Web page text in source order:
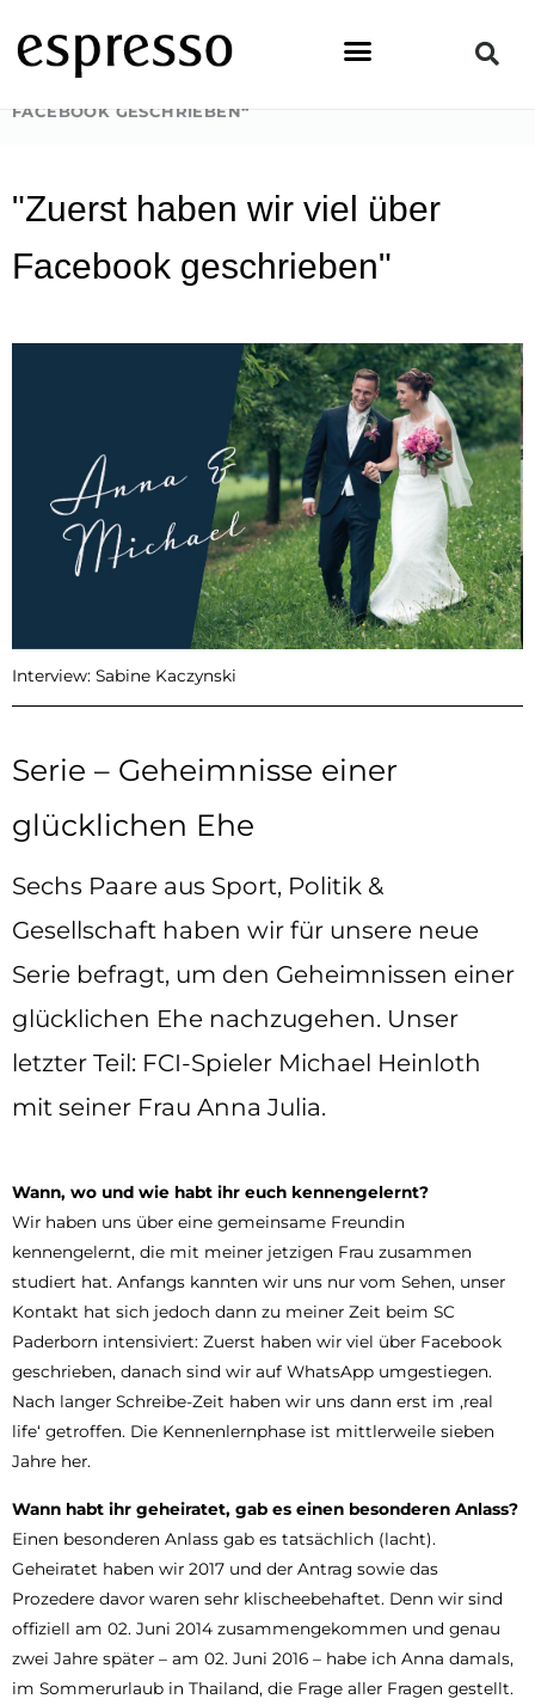
Inhalt
springen
STARTSEITE
FACEBOOK GESCHRIEBEN“
"Zuerst haben wir viel über
Facebook geschrieben"
Interview: Sabine Kaczynski
Serie – Geheimnisse einer
glücklichen Ehe
Sechs Paare aus Sport, Politik &
Gesellschaft haben wir für unsere neue
Serie befragt, um den Geheimnissen einer
glücklichen Ehe nachzugehen. Unser
letzter Teil: FCI-Spieler Michael Heinloth
mit seiner Frau Anna Julia.
Wann, wo und wie habt ihr euch kennengelernt?
Wir haben uns über eine gemeinsame Freundin
kennengelernt, die mit meiner jetzigen Frau zusammen
studiert hat. Anfangs kannten wir uns nur vom Sehen, unser
Kontakt hat sich jedoch dann zu meiner Zeit beim SC
Paderborn intensiviert: Zuerst haben wir viel über Facebook
geschrieben, danach sind wir auf WhatsApp umgestiegen.
Nach langer Schreibe-Zeit haben wir uns dann erst im ‚real
life‘ getroffen. Die Kennenlernphase ist mittlerweile sieben
Jahre her.
Wann habt ihr geheiratet, gab es einen besonderen Anlass?
Einen besonderen Anlass gab es tatsächlich (lacht).
Geheiratet haben wir 2017 und der Antrag sowie das
Prozedere davor waren sehr klischeebehaftet. Denn wir sind
offiziell am 02. Juni 2014 zusammengekommen und genau
zwei Jahre später – am 02. Juni 2016 – habe ich Anna damals,
im Sommerurlaub in Thailand, die Frage aller Fragen gestellt.